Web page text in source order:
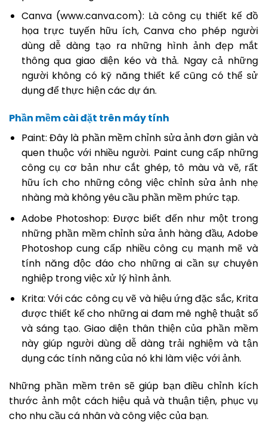
Canva (www.canva.com): Là công cụ thiết kế đồ
họa trực tuyến hữu ích, Canva cho phép người
dùng dễ dàng tạo ra những hình ảnh đẹp mắt
thông qua giao diện kéo và thả. Ngay cả những
người không có kỹ năng thiết kế cũng có thể sử
dụng để thực hiện các dự án.
Phần mềm cài đặt trên máy tính
Paint: Đây là phần mềm chỉnh sửa ảnh đơn giản và
quen thuộc với nhiều người. Paint cung cấp những
công cụ cơ bản như cắt ghép, tô màu và vẽ, rất
hữu ích cho những công việc chỉnh sửa ảnh nhẹ
nhàng mà không yêu cầu phần mềm phức tạp.
Adobe Photoshop: Được biết đến như một trong
những phần mềm chỉnh sửa ảnh hàng đầu, Adobe
Photoshop cung cấp nhiều công cụ mạnh mẽ và
tính năng độc đáo cho những ai cần sự chuyên
nghiệp trong việc xử lý hình ảnh.
Krita: Với các công cụ vẽ và hiệu ứng đặc sắc, Krita
được thiết kế cho những ai đam mê nghệ thuật số
và sáng tạo. Giao diện thân thiện của phần mềm
này giúp người dùng dễ dàng trải nghiệm và tận
dụng các tính năng của nó khi làm việc với ảnh.
Những phần mềm trên sẽ giúp bạn điều chỉnh kích
thước ảnh một cách hiệu quả và thuận tiện, phục vụ
cho nhu cầu cá nhân và công việc của bạn.